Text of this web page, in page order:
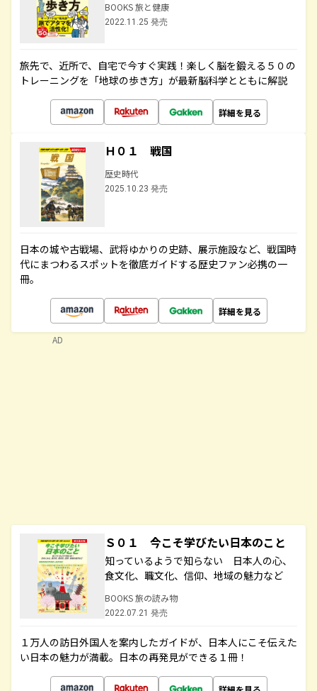
BOOKS 旅と健康
2022.11.25 発売
旅先で、近所で、自宅で今すぐ実践！楽しく脳を鍛える５０の
トレーニングを「地球の歩き方」が最新脳科学とともに解説
詳細を見る
Ｈ０１ 戦国
歴史時代
2025.10.23 発売
日本の城や古戦場、武将ゆかりの史跡、展示施設など、戦国時
代にまつわるスポットを徹底ガイドする歴史ファン必携の一
冊。
詳細を見る
Ｓ０１ 今こそ学びたい日本のこと
知っているようで知らない 日本人の心、
食文化、職文化、信仰、地域の魅力など
BOOKS 旅の読み物
2022.07.21 発売
１万人の訪日外国人を案内したガイドが、日本人にこそ伝えた
い日本の魅力が満載。日本の再発見ができる１冊！
AD